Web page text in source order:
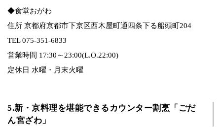
◆食堂おがわ
住所 京都府京都市下京区西木屋町通四条下る船頭町204
TEL 075-351-6833
営業時間 17:30～23:00(L.O.22:00)
定休日 水曜・月末火曜
5.新・京料理を堪能できるカウンター割烹「ごだ
ん宮ざわ」